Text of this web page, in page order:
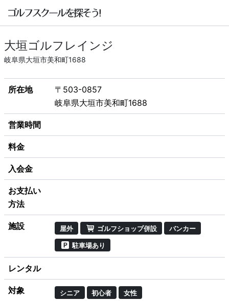
大垣ゴルフレインジ
岐阜県大垣市美和町1688
所在地
〒503-0857
岐阜県大垣市美和町1688
営業時間
料金
入会金
お支払い
方法
施設 屋外 ゴルフショップ併設 バンカー
駐車場あり
レンタル
対象 シニア 初心者 女性